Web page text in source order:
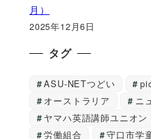
月）
2025年12月6日
タグ
ASU-NETつどい
オーストラリア
ニ
ヤマハ英語講師ユニオン
労働組合
守口市学